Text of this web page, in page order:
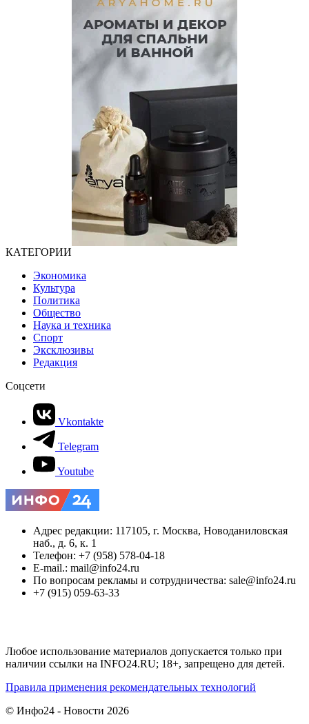
КАТЕГОРИИ
Экономика
Культура
Политика
Общество
Наука и техника
Спорт
Эксклюзивы
Редакция
Соцсети
Vkontakte
Telegram
Youtube
Адрес редакции: 117105, г. Москва, Новоданиловская
наб., д. 6, к. 1
Телефон: +7 (958) 578-04-18
E-mail.: mail@info24.ru
По вопросам рекламы и сотрудничества: sale@info24.ru
+7 (915) 059-63-33
Любое использование материалов допускается только при
наличии ссылки на INFO24.RU; 18+, запрещено для детей.
Правила применения рекомендательных технологий
© Инфо24 - Новости 2026